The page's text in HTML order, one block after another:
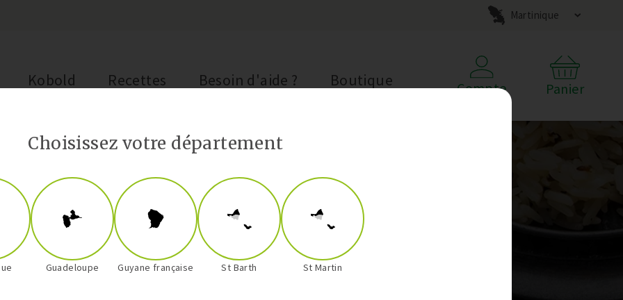
Martinique
Kobold Recettes Besoin d'aide ? Boutique Compte Panier
Entrées
Choisissez votre département
Guadeloupe Guyane française St Barth St Martin